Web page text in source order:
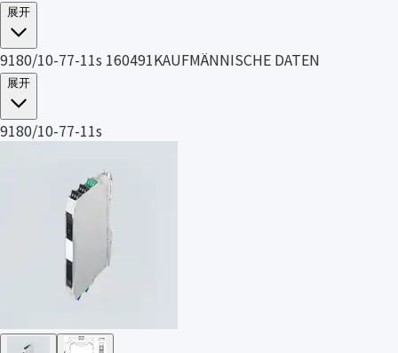
展开
9180/10-77-11s 160491KAUFMÄNNISCHE DATEN
展开
9180/10-77-11s